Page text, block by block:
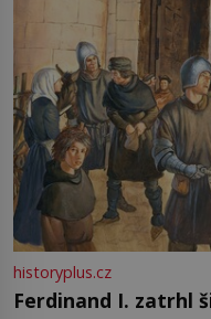
historyplus.cz
Ferdinand I. zatrhl